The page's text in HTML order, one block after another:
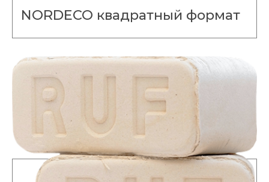
NORDECO квадратный формат